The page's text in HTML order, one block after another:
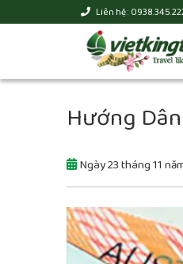
Liên hệ :
Hướng
Ngày 23 tháng 11